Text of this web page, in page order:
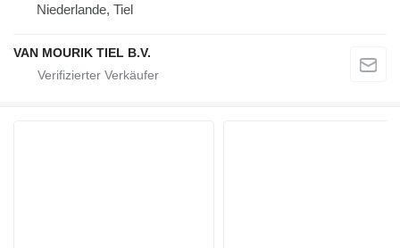
Niederlande, Tiel
VAN MOURIK TIEL B.V.